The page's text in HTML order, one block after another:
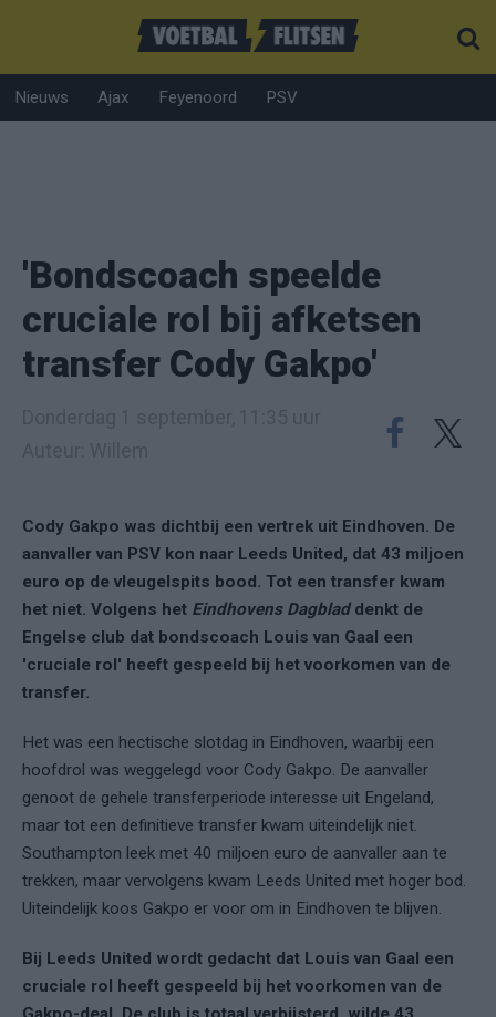
Nieuws Ajax Feyenoord PSV
'Bondscoach speelde
cruciale rol bij afketsen
transfer Cody Gakpo'
Cody Gakpo was dichtbij een vertrek uit Eindhoven. De
aanvaller van PSV kon naar Leeds United, dat 43 miljoen
euro op de vleugelspits bood. Tot een transfer kwam
het niet. Volgens het Eindhovens Dagbladdenkt de
Engelse club dat bondscoach Louis van Gaal een
'cruciale rol' heeft gespeeld bij het voorkomen van de
transfer.
Het was een hectische slotdag in Eindhoven, waarbij een
hoofdrol was weggelegd voor Cody Gakpo. De aanvaller
genoot de gehele transferperiode interesse uit Engeland,
maar tot een definitieve transfer kwam uiteindelijk niet.
Southampton leek met 40 miljoen euro de aanvaller aan te
trekken, maar vervolgens kwam Leeds United met hoger bod.
Uiteindelijk koos Gakpo er voor om in Eindhoven te blijven.
Bij Leeds United wordt gedacht dat Louis van Gaal een
cruciale rol heeft gespeeld bij het voorkomen van de